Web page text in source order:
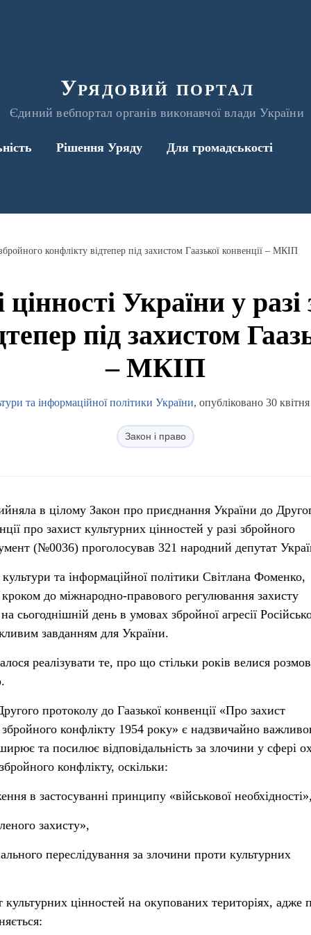
Урядовий портал
Єдиний вебпортал органів виконавчої влади України
Рішення Уряду Для громадськості
конфлікту відтепер під захистом Гаазької конвенції – МКІП
України у
під захистом
– МКІП
та інформаційної політики України, опубліковано 30
Закон і право
в цілому Закон про приєднання України до
про захист культурних цінностей у разі збройного
(№0036) проголосував 321 народний депутат
та інформаційної політики Світлана Фоменко,
до міжнародно-правового регулювання захисту
сьогоднішній день в умовах збройної агресії
завданням для України.
реалізувати те, про що стільки років велися
протоколу до Гаазької конвенції «Про захист
збройного конфлікту 1954 року» є надзвичайно
та посилює відповідальність за злочини у сфері
конфлікту, оскільки:
в застосуванні принципу «військової
захисту»,
переслідування за злочини проти культурних
культурних цінностей на окупованих територіях, адже